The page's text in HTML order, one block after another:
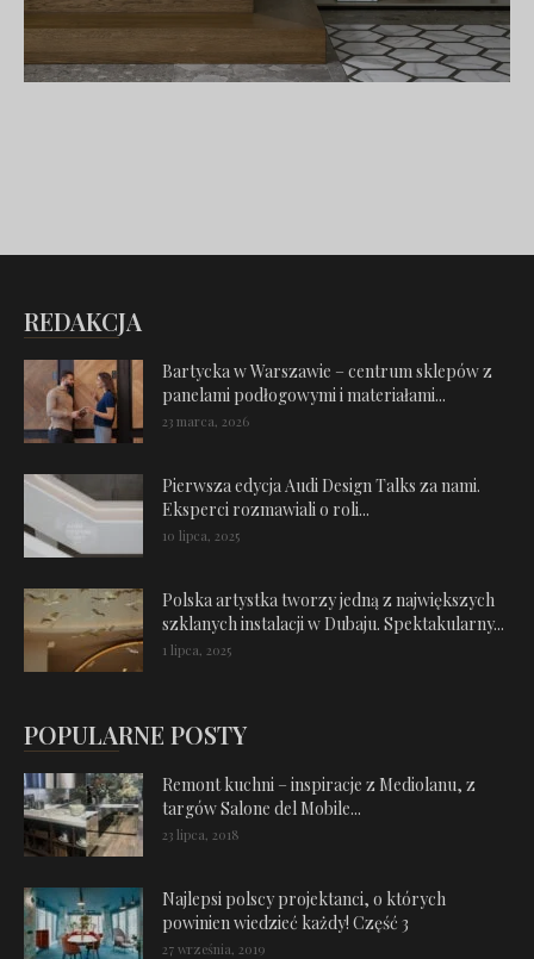
REDAKCJA
Bartycka w Warszawie – centrum sklepów z
panelami podłogowymi i materiałami...
23 marca, 2026
Pierwsza edycja Audi Design Talks za nami.
Eksperci rozmawiali o roli...
10 lipca, 2025
Polska artystka tworzy jedną z największych
szklanych instalacji w Dubaju. Spektakularny...
1 lipca, 2025
POPULARNE POSTY
Remont kuchni – inspiracje z Mediolanu, z
targów Salone del Mobile...
23 lipca, 2018
Najlepsi polscy projektanci, o których
powinien wiedzieć każdy! Część 3
27 września, 2019